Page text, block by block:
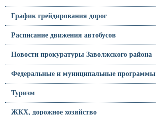
График грейдирования дорог
Расписание движения автобусов
Новости прокуратуры Заволжского района
Федеральные и муниципальные программы
Туризм
ЖКХ, дорожное хозяйство